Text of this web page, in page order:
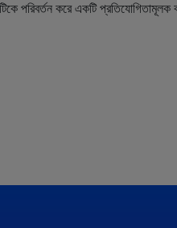
পরিবর্তন করে একটি